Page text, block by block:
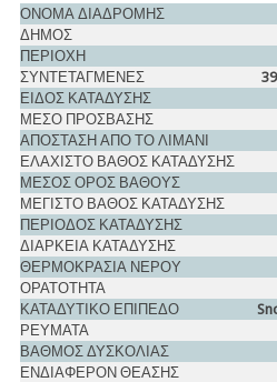
ΟΝΟΜΑ ΔΙΑΔΡΟΜΗΣ
ΔΗΜΟΣ
ΠΕΡΙΟΧΗ
ΣΥΝΤΕΤΑΓΜΕΝΕΣ
ΕΙΔΟΣ ΚΑΤΑΔΥΣΗΣ
ΜΕΣΟ ΠΡΟΣΒΑΣΗΣ
ΑΠΟΣΤΑΣΗ ΑΠΟ ΤΟ ΛΙΜΑΝΙ
ΕΛΑΧΙΣΤΟ ΒΑΘΟΣ ΚΑΤΑΔΥΣΗΣ
ΜΕΣΟΣ ΟΡΟΣ ΒΑΘΟΥΣ
ΜΕΓΙΣΤΟ ΒΑΘΟΣ ΚΑΤΑΔΥΣΗΣ
ΠΕΡΙΟΔΟΣ ΚΑΤΑΔΥΣΗΣ
ΔΙΑΡΚΕΙΑ ΚΑΤΑΔΥΣΗΣ
ΘΕΡΜΟΚΡΑΣΙΑ ΝΕΡΟΥ
ΟΡΑΤΟΤΗΤΑ
ΚΑΤΑΔΥΤΙΚΟ ΕΠΙΠΕΔΟ
ΡΕΥΜΑΤΑ
ΒΑΘΜΟΣ ΔΥΣΚΟΛΙΑΣ
ΕΝΔΙΑΦΕΡΟΝ ΘΕΑΣΗΣ